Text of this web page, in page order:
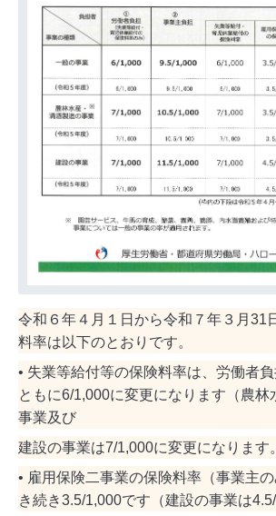
令和６年４月１日から令和７年３月31
料率は以下のとおりです。
• 失業等給付等の保険料率は、労働者
ともに6/1,000に変更になります（農林
事業及び
建設の事業は7/1,000に変更になります
• 雇用保険二事業の保険料率（事業主の
き続き3.5/1,000です（建設の事業は